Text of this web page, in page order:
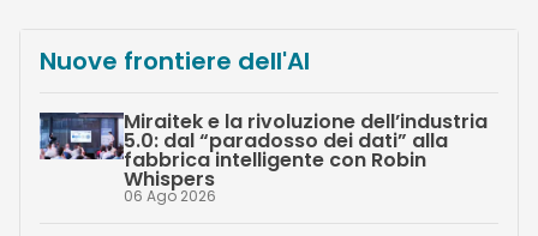
Nuove frontiere dell'AI
Miraitek e la rivoluzione dell’industria
5.0: dal “paradosso dei dati” alla
fabbrica intelligente con Robin
Whispers
06 Ago 2026